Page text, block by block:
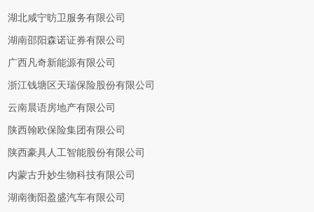
湖北咸宁昉卫服务有限公司
湖南邵阳森诺证券有限公司
广西凡奇新能源有限公司
浙江钱塘区天瑞保险股份有限公司
云南晨语房地产有限公司
陕西翰欧保险集团有限公司
陕西豪具人工智能股份有限公司
内蒙古升妙生物科技有限公司
湖南衡阳盈盛汽车有限公司